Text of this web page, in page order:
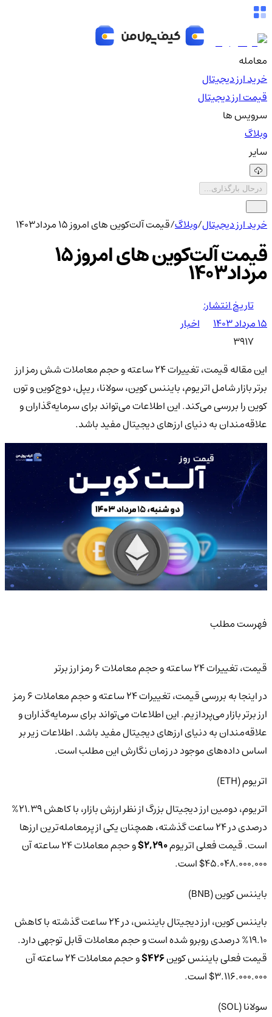
معامله
خرید ارز دیجیتال
قیمت ارز دیجیتال
سرویس ها
وبلاگ
سایر
درحال بارگذاری...
خرید ارز دیجیتال/وبلاگ/قیمت آلت‌کوین های امروز 15 مرداد1403
قیمت آلت‌کوین های امروز 15
مرداد1403
تاریخ انتشار:
۱۵ مرداد ۱۴۰۳
اخبار
3917
این مقاله قیمت، تغییرات 24 ساعته و حجم معاملات شش رمز ارز
برتر بازار شامل اتریوم، بایننس کوین، سولانا، ریپل، دوج‌کوین و تون
کوین را بررسی می‌کند. این اطلاعات می‌تواند برای سرمایه‌گذاران و
علاقه‌مندان به دنیای ارزهای دیجیتال مفید باشد.
فهرست مطلب
قیمت، تغییرات 24 ساعته و حجم معاملات 6 رمز ارز برتر
در اینجا به بررسی قیمت، تغییرات 24 ساعته و حجم معاملات 6 رمز
ارز برتر بازار می‌پردازیم. این اطلاعات می‌تواند برای سرمایه‌گذاران و
علاقه‌مندان به دنیای ارزهای دیجیتال مفید باشد. اطلاعات زیر بر
اساس داده‌های موجود در زمان نگارش این مطلب است.
اتریوم (ETH)
اتریوم، دومین ارز دیجیتال بزرگ از نظر ارزش بازار، با کاهش 21.39%
درصدی در 24 ساعت گذشته، همچنان یکی از پرمعامله‌ترین ارزها
است. قیمت فعلی اتریوم2,290$
و حجم معاملات 24 ساعته آن
45.048.000.000$ است.
بایننس کوین (BNB)
بایننس کوین، ارز دیجیتال بایننس، در 24 ساعت گذشته با کاهش
19.10% درصدی روبرو شده است و حجم معاملات قابل توجهی دارد.
قیمت فعلی بایننس کوین426$
و حجم معاملات 24 ساعته آن
3.116.000.000$ است.
سولانا (SOL)